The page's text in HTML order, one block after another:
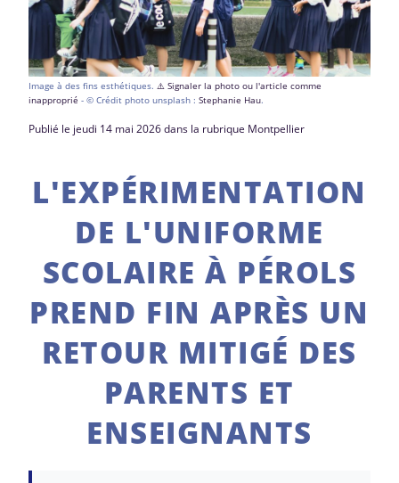
Image à des fins esthétiques. ⚠️ Signaler la photo ou l'article comme
inapproprié - © Crédit photo unsplash : Stephanie Hau.
Publié le jeudi 14 mai 2026 dans la rubrique Montpellier
L'EXPÉRIMENTATION
DE L'UNIFORME
SCOLAIRE À PÉROLS
PREND FIN APRÈS UN
RETOUR MITIGÉ DES
PARENTS ET
ENSEIGNANTS